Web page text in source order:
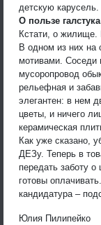
детскую карусель.
О пользе галстука
Кстати, о жилище.
В одном из них на
мотивами. Соседи
мусоропровод
рельефная и
элегантен: в нем
цветы, и ничего
керамическая
Как уже сказано,
ДЕЗу. Теперь в
передать заботу
готовы
кандидатура –
Юлия Пилипейко